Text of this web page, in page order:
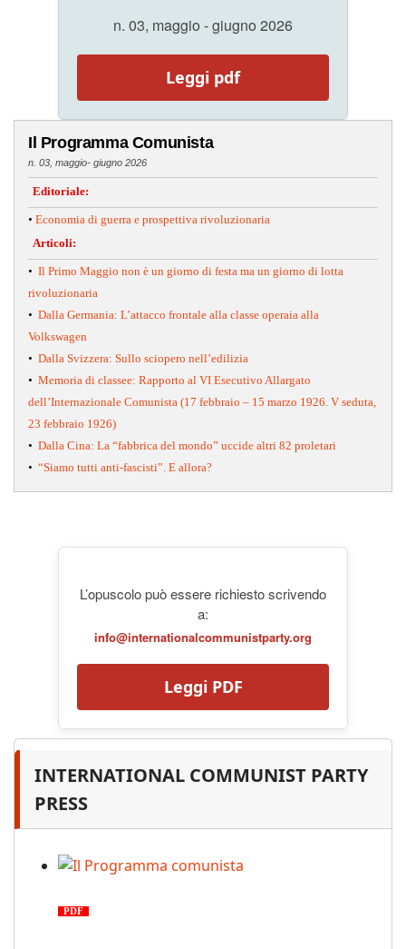
n. 03, maggio - giugno 2026
Leggi pdf
Il Programma Comunista
n. 03, maggio- giugno 2026
Editoriale:
• Economia di guerra e prospettiva rivoluzionaria
Articoli:
• Il Primo Maggio non è un giorno di festa ma un giorno di lotta
rivoluzionaria
• Dalla Germania: L’attacco frontale alla classe operaia alla
Volkswagen
• Dalla Svizzera: Sullo sciopero nell’edilizia
• Memoria di classee: Rapporto al VI Esecutivo Allargato
dell’Internazionale Comunista (17 febbraio – 15 marzo 1926. V seduta,
23 febbraio 1926)
• Dalla Cina: La “fabbrica del mondo” uccide altri 82 proletari
• “Siamo tutti anti-fascisti”. E allora?
L’opuscolo può essere richiesto scrivendo
a:
info@internationalcommunistparty.org
Leggi PDF
INTERNATIONAL COMMUNIST PARTY
PRESS
PDF